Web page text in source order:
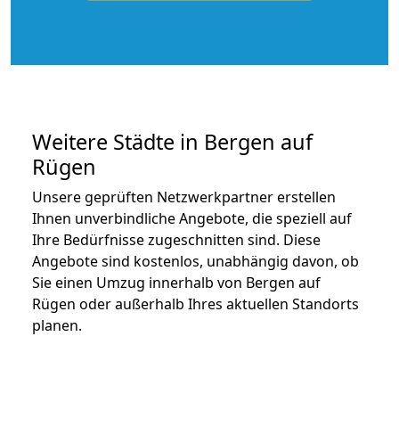
Weitere Städte in Bergen auf
Rügen
Unsere geprüften Netzwerkpartner erstellen
Ihnen unverbindliche Angebote, die speziell auf
Ihre Bedürfnisse zugeschnitten sind. Diese
Angebote sind kostenlos, unabhängig davon, ob
Sie einen Umzug innerhalb von Bergen auf
Rügen oder außerhalb Ihres aktuellen Standorts
planen.